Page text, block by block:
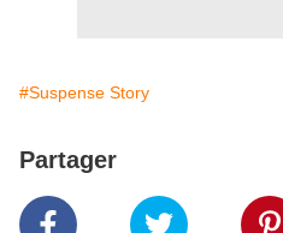
#Suspense Story
Partager